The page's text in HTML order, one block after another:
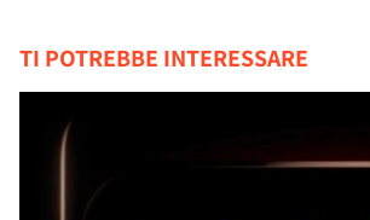
TI POTREBBE INTERESSARE